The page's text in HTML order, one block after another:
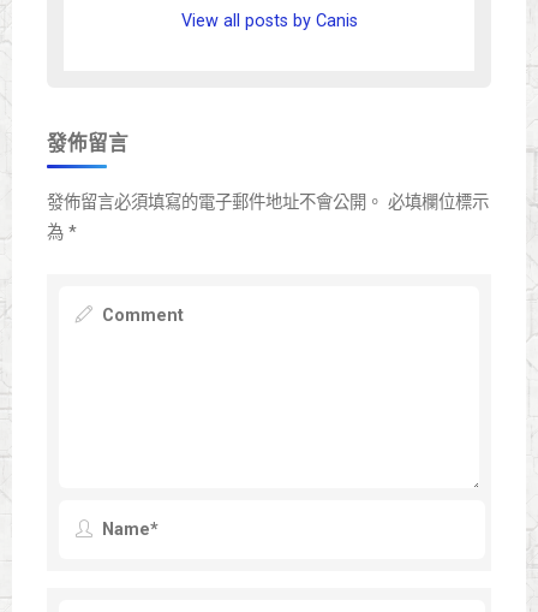
View all posts by Canis
發佈留言
發佈留言必須填寫的電子郵件地址不會公開。 必填欄位標示
為 *